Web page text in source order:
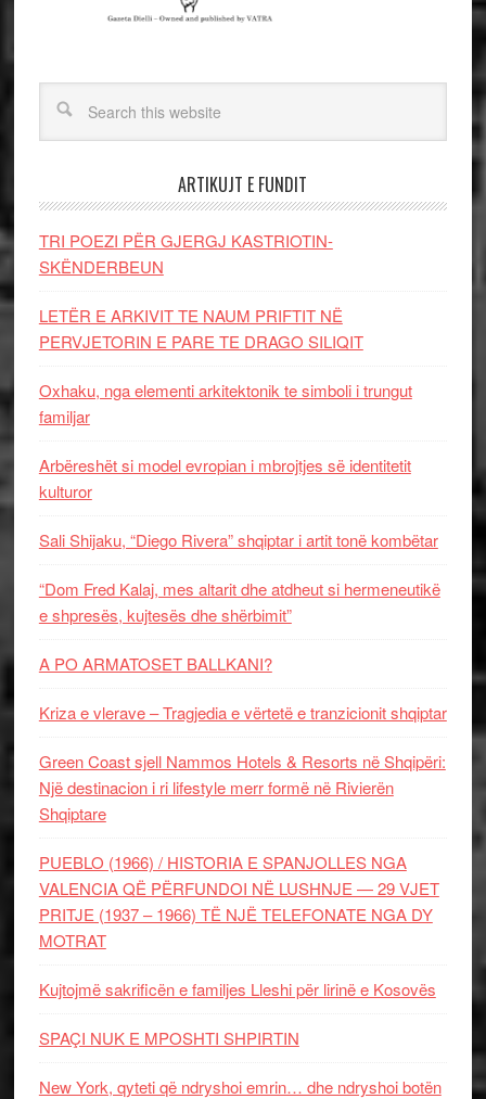
ARTIKUJT E FUNDIT
TRI POEZI PËR GJERGJ KASTRIOTIN-
SKËNDERBEUN
LETËR E ARKIVIT TE NAUM PRIFTIT NË
PERVJETORIN E PARE TE DRAGO SILIQIT
Oxhaku, nga elementi arkitektonik te simboli i trungut
familjar
Arbëreshët si model evropian i mbrojtjes së identitetit
kulturor
Sali Shijaku, “Diego Rivera” shqiptar i artit tonë kombëtar
“Dom Fred Kalaj, mes altarit dhe atdheut si hermeneutikë
e shpresës, kujtesës dhe shërbimit”
A PO ARMATOSET BALLKANI?
Kriza e vlerave – Tragjedia e vërtetë e tranzicionit shqiptar
Green Coast sjell Nammos Hotels & Resorts në Shqipëri:
Një destinacion i ri lifestyle merr formë në Rivierën
Shqiptare
PUEBLO (1966) / HISTORIA E SPANJOLLES NGA
VALENCIA QË PËRFUNDOI NË LUSHNJE — 29 VJET
PRITJE (1937 – 1966) TË NJË TELEFONATE NGA DY
MOTRAT
Kujtojmë sakrificën e familjes Lleshi për lirinë e Kosovës
SPAÇI NUK E MPOSHTI SHPIRTIN
New York, qyteti që ndryshoi emrin… dhe ndryshoi botën